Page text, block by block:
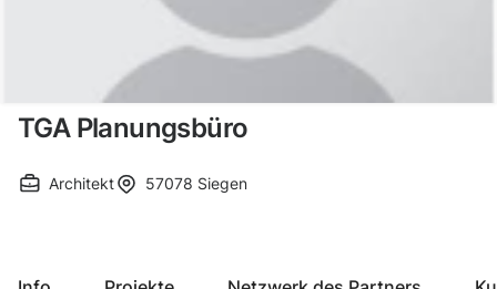
TGA Planungsbüro
Architekt 57078 Siegen